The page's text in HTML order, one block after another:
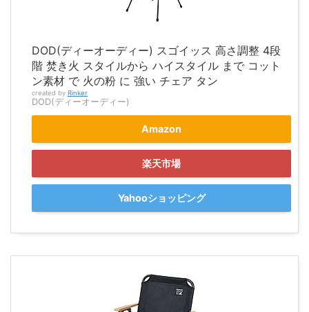
DOD(ディーオーディー) スゴイッス 高さ調整 4段
階 焚き火 スタイルから ハイスタイル まで コット
ン素材 で 火の粉 に 強い チェア タン
created by Rinker
DOD(ディーオーディー)
Amazon
楽天市場
Yahooショッピング